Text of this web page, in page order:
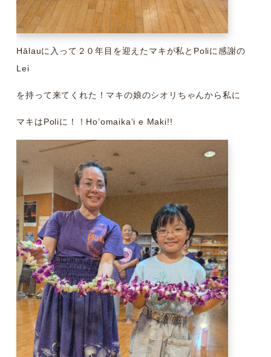
Hālauに入って２０年目を迎えたマキが私とPoliに感謝の
Lei
を持って来てくれた！マキの娘のシオリちゃんから私に
マキはPoliに！！Hoʻomaikaʻi e Maki!!